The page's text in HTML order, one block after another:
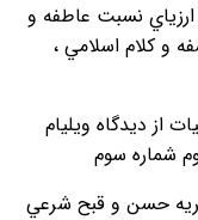
نسبت عاطفه و
و کلام اسلامي ،
از ديدگاه ويليام
شماره سوم
حسن و قبح شرعي